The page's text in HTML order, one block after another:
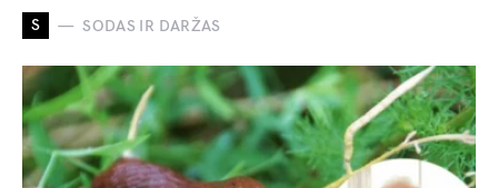
S SODAS IR DARŽAS